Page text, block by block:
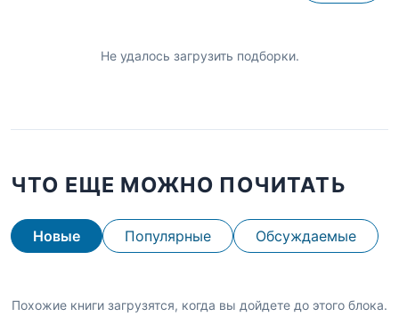
Не удалось загрузить подборки.
ЧТО ЕЩЕ МОЖНО ПОЧИТАТЬ
Новые Популярные Обсуждаемые
Похожие книги загрузятся, когда вы дойдете до этого блока.